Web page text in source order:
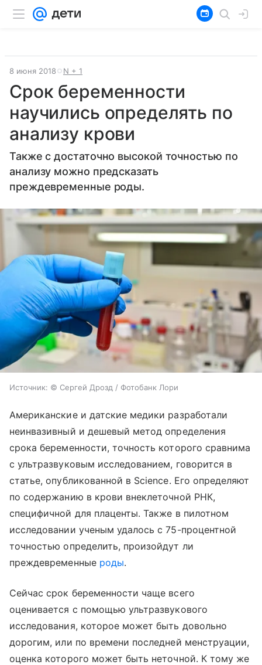
8 июня 2018 N + 1
Срок беременности
научились определять по
анализу крови
Также с достаточно высокой точностью по
анализу можно предсказать
преждевременные роды.
Источник: © Сергей Дрозд / Фотобанк Лори
Американские и датские медики разработали
неинвазивный и дешевый метод определения
срока беременности, точность которого сравнима
с ультразвуковым исследованием, говорится в
статье, опубликованной в Science. Его определяют
по содержанию в крови внеклеточной РНК,
специфичной для плаценты. Также в пилотном
исследовании ученым удалось с 75-процентной
точностью определить, произойдут ли
преждевременные роды.
Сейчас срок беременности чаще всего
оценивается с помощью ультразвукового
исследования, которое может быть довольно
дорогим, или по времени последней менструации,
оценка которого может быть неточной. К тому же